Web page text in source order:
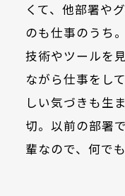
くて、他部署や
のも仕事のうち
技術やツールを
ながら仕事をし
しい気づきも生
切。以前の部署
輩なので、何で